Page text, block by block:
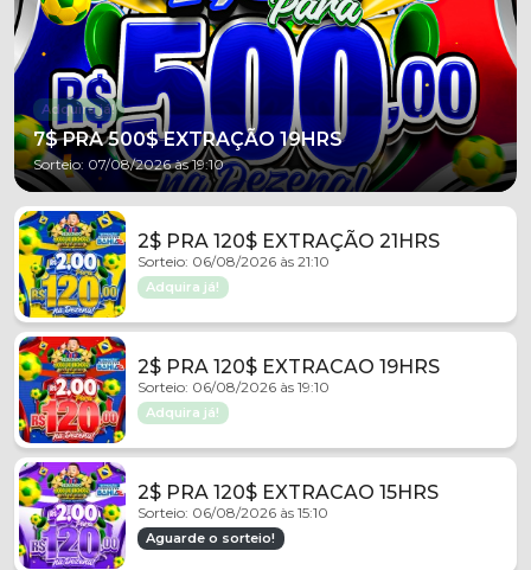
Adquira já!
7$ PRA 500$ EXTRAÇÃO 19HRS
Sorteio: 07/08/2026 às 19:10
2$ PRA 120$ EXTRAÇÃO 21HRS
Sorteio: 06/08/2026 às 21:10
Adquira já!
2$ PRA 120$ EXTRACAO 19HRS
Sorteio: 06/08/2026 às 19:10
Adquira já!
2$ PRA 120$ EXTRACAO 15HRS
Sorteio: 06/08/2026 às 15:10
Aguarde o sorteio!